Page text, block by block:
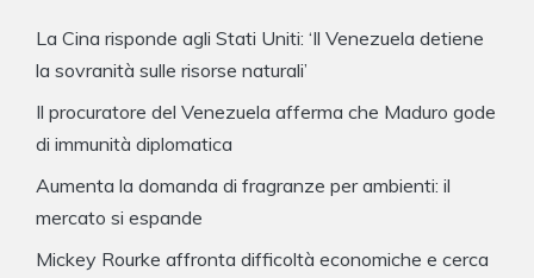
La Cina risponde agli Stati Uniti: ‘Il Venezuela detiene
la sovranità sulle risorse naturali’
Il procuratore del Venezuela afferma che Maduro gode
di immunità diplomatica
Aumenta la domanda di fragranze per ambienti: il
mercato si espande
Mickey Rourke affronta difficoltà economiche e cerca